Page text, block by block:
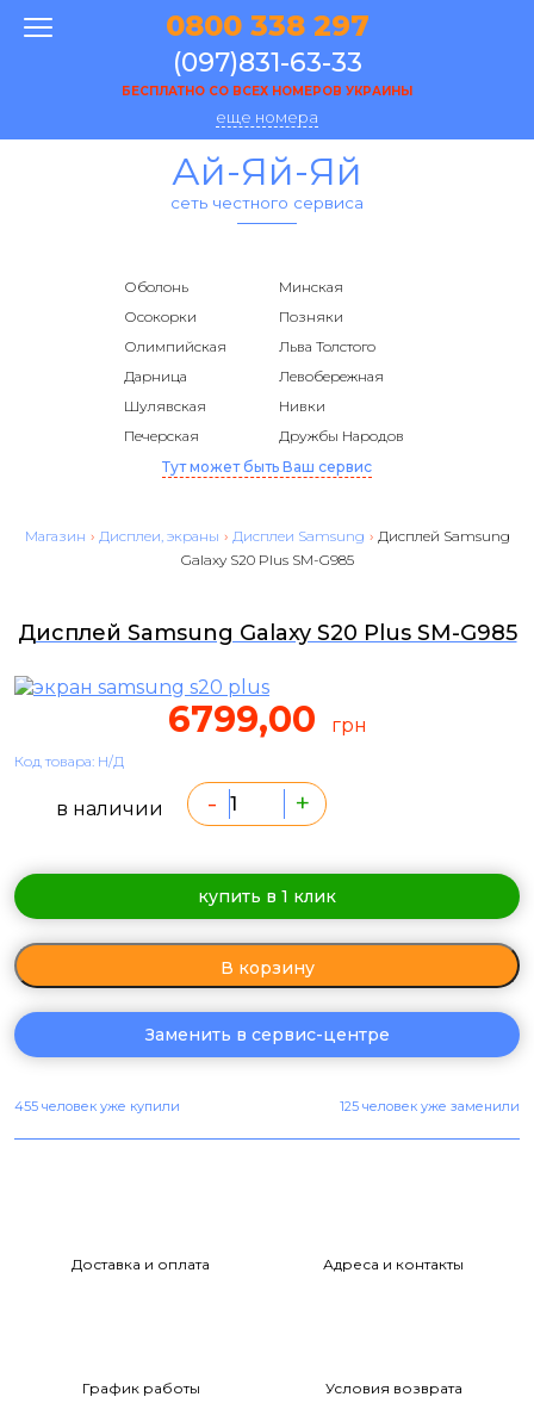
0800 338 297
(097)831-63-33
БЕСПЛАТНО СО ВСЕХ НОМЕРОВ УКРАИНЫ
еще номера
Ай-Яй-Яй
сеть честного сервиса
Оболонь
Минская
Осокорки
Позняки
Олимпийская
Льва Толстого
Дарница
Левобережная
Шулявская
Нивки
Печерская
Дружбы Народов
Тут может быть Ваш сервис
Магазин › Дисплеи, экраны › Дисплеи Samsung › Дисплей Samsung
Galaxy S20 Plus SM-G985
Дисплей Samsung Galaxy S20 Plus SM-G985
6799,00 грн
Код товара: Н/Д
в наличии - +
купить в 1 клик
В корзину
Заменить в сервис-центре
455 человек уже купили 125 человек уже заменили
Доставка и оплата Адреса и контакты
График работы Условия возврата